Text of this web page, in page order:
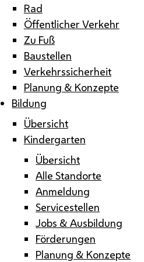
Rad
Öffentlicher Verkehr
Zu Fuß
Baustellen
Verkehrssicherheit
Planung & Konzepte
Bildung
Übersicht
Kindergarten
Übersicht
Alle Standorte
Anmeldung
Servicestellen
Jobs & Ausbildung
Förderungen
Planung & Konzepte